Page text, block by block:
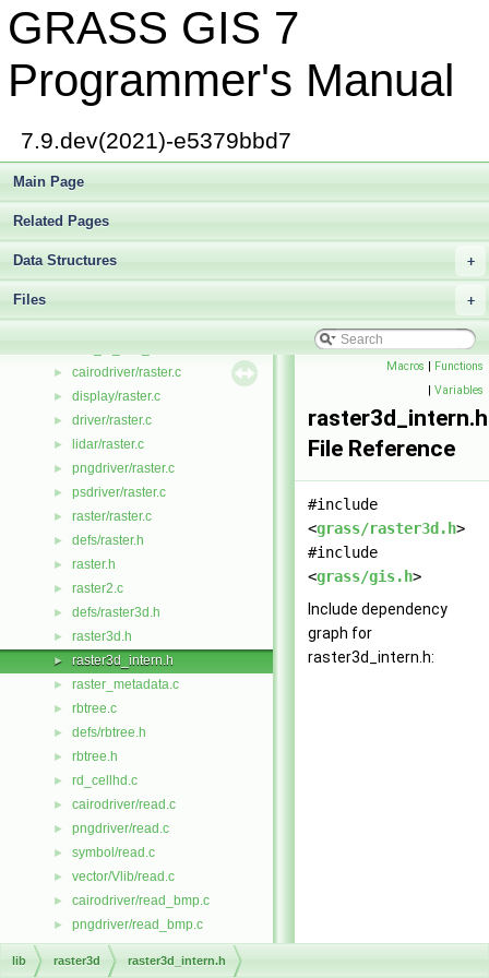
GRASS GIS 7
Programmer's Manual
7.9.dev(2021)-e5379bbd7
Main Page
Related Pages
+
Data Structures
+
Files
► qrevec.c
► qtree.c
► quant.c
quant_io.c
quant_rw.c
queue.h
► quicksort.h
► R.h
► r_raster.c
► radii.c
► rand1.c
► d/range.c
► cairodriver/raster.c
► display/raster.c
► driver/raster.c
► lidar/raster.c
► pngdriver/raster.c
► psdriver/raster.c
► raster/raster.c
► defs/raster.h
► raster.h
► raster2.c
► defs/raster3d.h
► raster3d.h
► raster3d_intern.h
► raster_metadata.c
► rbtree.c
► defs/rbtree.h
► rbtree.h
► rd_cellhd.c
► cairodriver/read.c
► pngdriver/read.c
► symbol/read.c
► vector/Vlib/read.c
► cairodriver/read_bmp.c
► pngdriver/read_bmp.c
read_list.c
read_nat.c
Macros | Functions
| Variables
raster3d_intern.h
File Reference
#include
<grass/raster3d.h>
#include
<grass/gis.h>
Include dependency
graph for
raster3d_intern.h:
lib raster3d raster3d_intern.h